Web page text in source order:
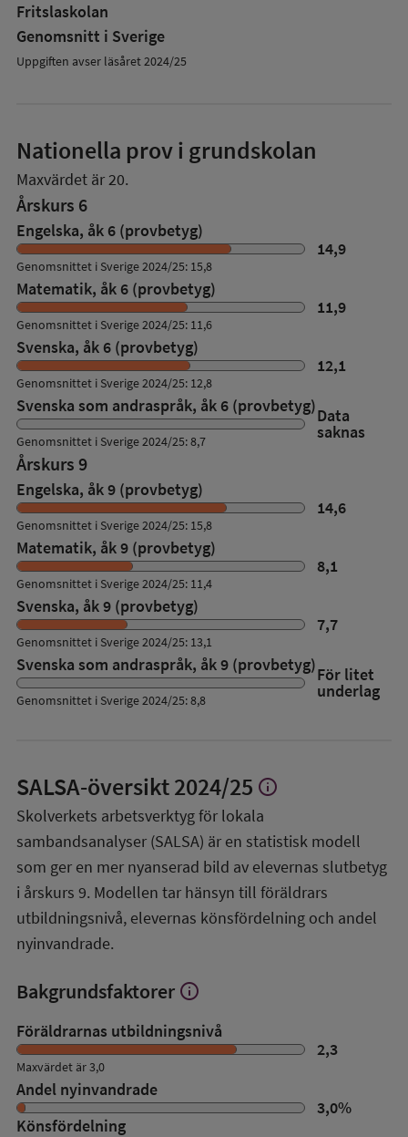
Fritslaskolan
Genomsnitt i Sverige
Uppgiften avser läsåret 2024/25
Nationella prov i grundskolan
Maxvärdet är 20.
Årskurs 6
Engelska, åk 6 (provbetyg)
14,9
Genomsnittet i Sverige 2024/25: 15,8
Matematik, åk 6 (provbetyg)
11,9
Genomsnittet i Sverige 2024/25: 11,6
Svenska, åk 6 (provbetyg)
12,1
Genomsnittet i Sverige 2024/25: 12,8
Svenska som andraspråk, åk 6 (provbetyg)Data
saknas
Genomsnittet i Sverige 2024/25: 8,7
Årskurs 9
Engelska, åk 9 (provbetyg)
14,6
Genomsnittet i Sverige 2024/25: 15,8
Matematik, åk 9 (provbetyg)
8,1
Genomsnittet i Sverige 2024/25: 11,4
Svenska, åk 9 (provbetyg)
7,7
Genomsnittet i Sverige 2024/25: 13,1
Svenska som andraspråk, åk 9 (provbetyg)För litet
underlag
Genomsnittet i Sverige 2024/25: 8,8
SALSA-översikt2024/25 Visa
om
SALSA-
översikt
info
Skolverkets arbetsverktyg för lokala
sambandsanalyser (SALSA) är en statistisk modell
som ger en mer nyanserad bild av elevernas slutbetyg
i årskurs 9. Modellen tar hänsyn till föräldrars
utbildningsnivå, elevernas könsfördelning och andel
nyinvandrade.
Bakgrundsfaktorer Visa
om
Bakgrundsfaktorer
info
Föräldrarnas utbildningsnivå
2,3
Maxvärdet är 3,0
Andel nyinvandrade
3,0%
Könsfördelning